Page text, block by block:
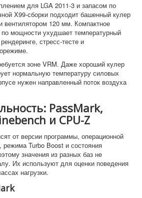
для LGA 2011-3 и запасом по
X99-сборки подходит башенный кулер
вентилятором 120 мм. Компактное
мощности ухудшает температурный
стресс-тесте и
зоне VRM. Даже хороший кулер
нормальную температуру силовых
нужен направленный поток воздуха
PassMark,
и CPU-Z
от версии программы, операционной
Turbo Boost и состояния
значения из разных баз не
Их используют для оценки поведения
нагрузки.